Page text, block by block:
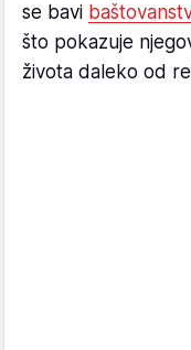
se bavi
što pokazuje
života daleko od